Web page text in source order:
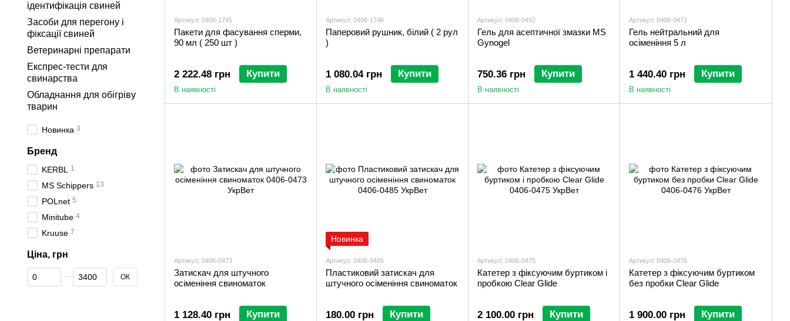
Артикул: 0406-1745
Пакети для фасування сперми,
90 мл ( 250 шт )
2 222.48 грн Купити
В наявності
Артикул: 0406-1746
Паперовий рушник, білий ( 2 рул
)
1 080.04 грн Купити
В наявності
Артикул: 0406-0492
Гель для асептичної змазки MS
Gynogel
750.36 грн Купити
В наявності
Артикул: 0406-0471
Гель нейтральний для
осіменіння 5 л
1 440.40 грн Купити
В наявності
Артикул: 0406-0473
Затискач для штучного
осіменіння свиноматок
1 128.40 грн Купити
Новинка
Артикул: 0406-0485
Пластиковий затискач для
штучного осіменіння свиноматок
180.00 грн Купити
Артикул: 0406-0475
Катетер з фіксуючим буртиком і
пробкою Clear Glide
2 100.00 грн Купити
Артикул: 0406-0476
Катетер з фіксуючим буртиком
без пробки Clear Glide
1 900.00 грн Купити
ідентифікація свиней
Засоби для перегону і
фіксації свиней
Ветеринарні препарати
Експрес-тести для
свинарства
Обладнання для обігріву
тварин
Новинка 3
Бренд
KERBL 1
MS Schippers 13
POLnet 5
Minitube 4
Kruuse 7
Ціна, грн
Від Ціна, грн
До Ціна, грн ОК